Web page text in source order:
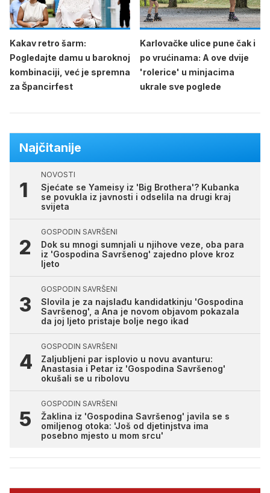
Kakav retro šarm:
Pogledajte damu u baroknoj
kombinaciji, već je spremna
za Špancirfest
Karlovačke ulice pune čak i
po vrućinama: A ove dvije
'rolerice' u minjacima
ukrale sve poglede
Najčitanije
NOVOSTI
Sjećate se Yameisy iz 'Big Brothera'? Kubanka
se povukla iz javnosti i odselila na drugi kraj
svijeta
GOSPODIN SAVRŠENI
Dok su mnogi sumnjali u njihove veze, oba para
iz 'Gospodina Savršenog' zajedno plove kroz
ljeto
GOSPODIN SAVRŠENI
Slovila je za najslađu kandidatkinju 'Gospodina
Savršenog', a Ana je novom objavom pokazala
da joj ljeto pristaje bolje nego ikad
GOSPODIN SAVRŠENI
Zaljubljeni par isplovio u novu avanturu:
Anastasia i Petar iz 'Gospodina Savršenog'
okušali se u ribolovu
GOSPODIN SAVRŠENI
Žaklina iz 'Gospodina Savršenog' javila se s
omiljenog otoka: 'Još od djetinjstva ima
posebno mjesto u mom srcu'